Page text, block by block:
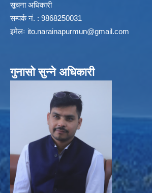
सूचना अधिकारी
सम्पर्क नं. : 9868250031
इमेलः ito.narainapurmun@gmail.com
गुनासो सुन्ने अधिकारी